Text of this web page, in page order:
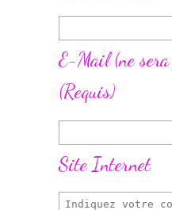
E-Mail(ne
(requis)
Site Internet